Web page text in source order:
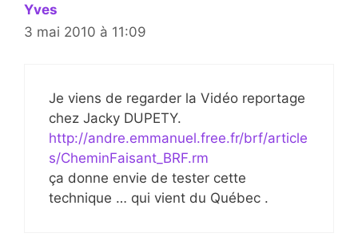
Yves
3 mai 2010 à 11:09
Je viens de regarder la Vidéo reportage
chez Jacky DUPETY.
http://andre.emmanuel.free.fr/brf/article
s/CheminFaisant_BRF.rm
ça donne envie de tester cette
technique … qui vient du Québec .